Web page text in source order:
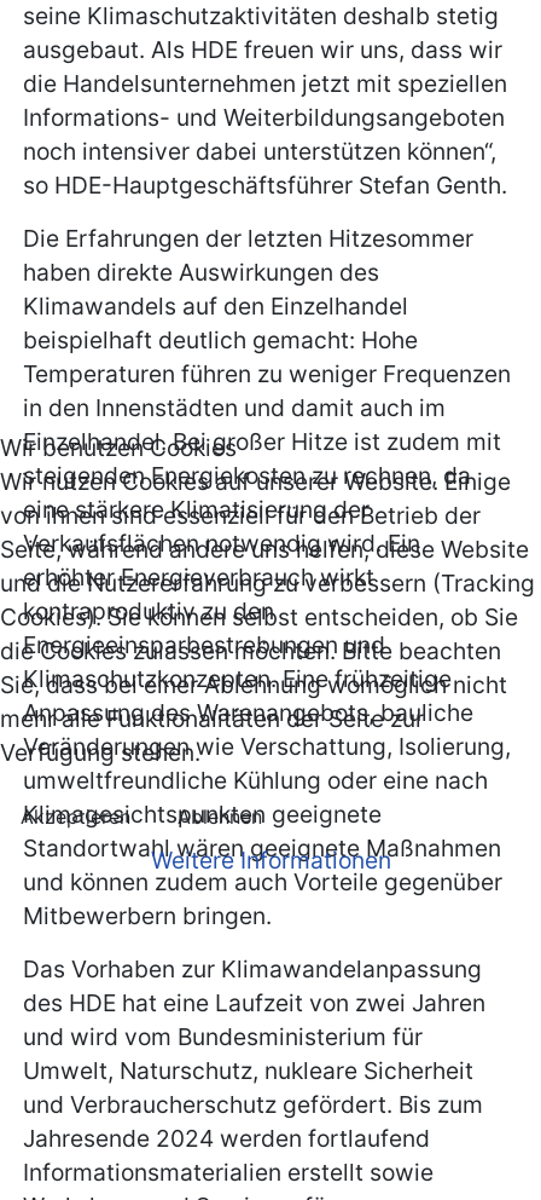
seine Klimaschutzaktivitäten deshalb stetig
ausgebaut. Als HDE freuen wir uns, dass wir
die Handelsunternehmen jetzt mit speziellen
Informations- und Weiterbildungsangeboten
noch intensiver dabei unterstützen können“,
so HDE-Hauptgeschäftsführer Stefan Genth.
Die Erfahrungen der letzten Hitzesommer
haben direkte Auswirkungen des
Klimawandels auf den Einzelhandel
beispielhaft deutlich gemacht: Hohe
Temperaturen führen zu weniger Frequenzen
in den Innenstädten und damit auch im
Einzelhandel. Bei großer Hitze ist zudem mit
steigenden Energiekosten zu rechnen, da
eine stärkere Klimatisierung der
Verkaufsflächen notwendig wird. Ein
erhöhter Energieverbrauch wirkt
kontraproduktiv zu den
Energieeinsparbestrebungen und
Klimaschutzkonzepten. Eine frühzeitige
Anpassung des Warenangebots, bauliche
Veränderungen wie Verschattung, Isolierung,
umweltfreundliche Kühlung oder eine nach
Klimagesichtspunkten geeignete
Standortwahl wären geeignete Maßnahmen
und können zudem auch Vorteile gegenüber
Mitbewerbern bringen.
Das Vorhaben zur Klimawandelanpassung
des HDE hat eine Laufzeit von zwei Jahren
und wird vom Bundesministerium für
Umwelt, Naturschutz, nukleare Sicherheit
und Verbraucherschutz gefördert. Bis zum
Jahresende 2024 werden fortlaufend
Informationsmaterialien erstellt sowie
Wir benutzen Cookies
Wir nutzen Cookies auf unserer Website. Einige
von ihnen sind essenziell für den Betrieb der
Seite, während andere uns helfen, diese Website
und die Nutzererfahrung zu verbessern (Tracking
Cookies). Sie können selbst entscheiden, ob Sie
die Cookies zulassen möchten. Bitte beachten
Sie, dass bei einer Ablehnung womöglich nicht
mehr alle Funktionalitäten der Seite zur
Verfügung stehen.
Akzeptieren Ablehnen
Weitere Informationen